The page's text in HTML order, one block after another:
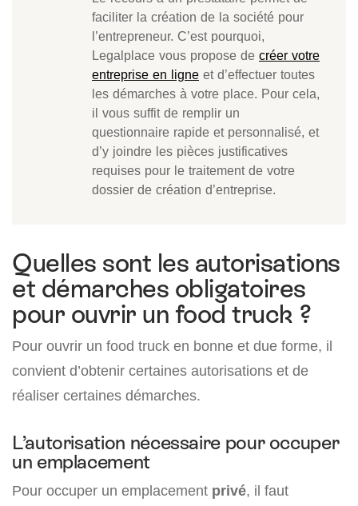
faciliter la création de la société pour
l’entrepreneur. C’est pourquoi,
Legalplace vous propose de créer votre
entreprise en ligne et d’effectuer toutes
les démarches à votre place. Pour cela,
il vous suffit de remplir un
questionnaire rapide et personnalisé, et
d’y joindre les pièces justificatives
requises pour le traitement de votre
dossier de création d’entreprise.
Quelles sont les autorisations
et démarches obligatoires
pour ouvrir un food truck ?
Pour ouvrir un food truck en bonne et due forme, il
convient d’obtenir certaines autorisations et de
réaliser certaines démarches.
L’autorisation nécessaire pour occuper
un emplacement
Pour occuper un emplacement privé, il faut